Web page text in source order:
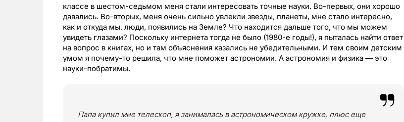
классе в шестом-седьмом меня стали интересовать точные науки. Во-первых, они хорошо
давались. Во-вторых, меня очень сильно увлекли звезды, планеты, мне стало интересно,
как и откуда мы. люди, появились на Земле? Что находится дальше того, что мы можем
увидеть глазами? Поскольку интернета тогда не было (1980-е годы!), я пыталась найти ответ
на вопрос в книгах, но и там объяснения казались не убедительными. И тем своим детским
умом я почему-то решила, что мне поможет астрономии. А астрономия и физика — это
науки-побратимы.
Папа купил мне телескоп, я занималась в астрономическом кружке, плюс еще